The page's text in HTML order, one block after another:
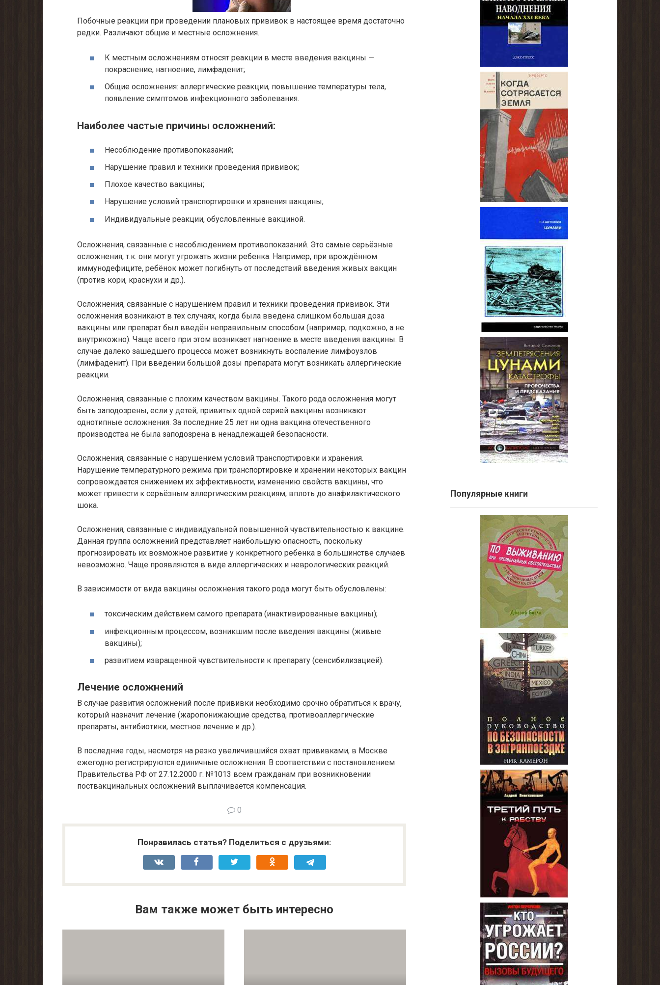
Побочные реакции при проведении плановых прививок в настоящее время достаточно
редки. Различают общие и местные осложнения.
К местным осложнениям относят реакции в месте введения вакцины —
покраснение, нагноение, лимфаденит;
Общие осложнения: аллергические реакции, повышение температуры тела,
появление симптомов инфекционного заболевания.
Наиболее частые причины осложнений:
Несоблюдение противопоказаний;
Нарушение правил и техники проведения прививок;
Плохое качество вакцины;
Нарушение условий транспортировки и хранения вакцины;
Индивидуальные реакции, обусловленные вакциной.
Осложнения, связанные с несоблюдением противопоказаний. Это самые серьёзные
осложнения, т.к. они могут угрожать жизни ребенка. Например, при врождённом
иммунодефиците, ребёнок может погибнуть от последствий введения живых вакцин
(против кори, краснухи и др.).
Осложнения, связанные с нарушением правил и техники проведения прививок. Эти
осложнения возникают в тех случаях, когда была введена слишком большая доза
вакцины или препарат был введён неправильным способом (например, подкожно, а не
внутрикожно). Чаще всего при этом возникает нагноение в месте введения вакцины. В
случае далеко зашедшего процесса может возникнуть воспаление лимфоузлов
(лимфаденит). При введении большой дозы препарата могут возникать аллергические
реакции.
Осложнения, связанные с плохим качеством вакцины. Такого рода осложнения могут
быть заподозрены, если у детей, привитых одной серией вакцины возникают
однотипные осложнения. За последние 25 лет ни одна вакцина отечественного
производства не была заподозрена в ненадлежащей безопасности.
Осложнения, связанные с нарушением условий транспортировки и хранения.
Нарушение температурного режима при транспортировке и хранении некоторых вакцин
сопровождается снижением их эффективности, изменению свойств вакцины, что
может привести к серьёзным аллергическим реакциям, вплоть до анафилактического
шока.
Осложнения, связанные с индивидуальной повышенной чувствительностью к вакцине.
Данная группа осложнений представляет наибольшую опасность, поскольку
прогнозировать их возможное развитие у конкретного ребенка в большинстве случаев
невозможно. Чаще проявляются в виде аллергических и неврологических реакций.
В зависимости от вида вакцины осложнения такого рода могут быть обусловлены:
токсическим действием самого препарата (инактивированные вакцины);
инфекционным процессом, возникшим после введения вакцины (живые
вакцины);
развитием извращенной чувствительности к препарату (сенсибилизацией).
Лечение осложнений
В случае развития осложнений после прививки необходимо срочно обратиться к врачу,
который назначит лечение (жаропонижающие средства, противоаллергические
препараты, антибиотики, местное лечение и др.).
В последние годы, несмотря на резко увеличившийся охват прививками, в Москве
ежегодно регистрируются единичные осложнения. В соответствии с постановлением
Правительства РФ от 27.12.2000 г. №1013 всем гражданам при возникновении
поствакцинальных осложнений выплачивается компенсация.
0
Понравилась статья? Поделиться с друзьями:
Вам также может быть интересно
Популярные книги